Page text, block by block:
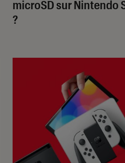
microSD sur Nintendo
?